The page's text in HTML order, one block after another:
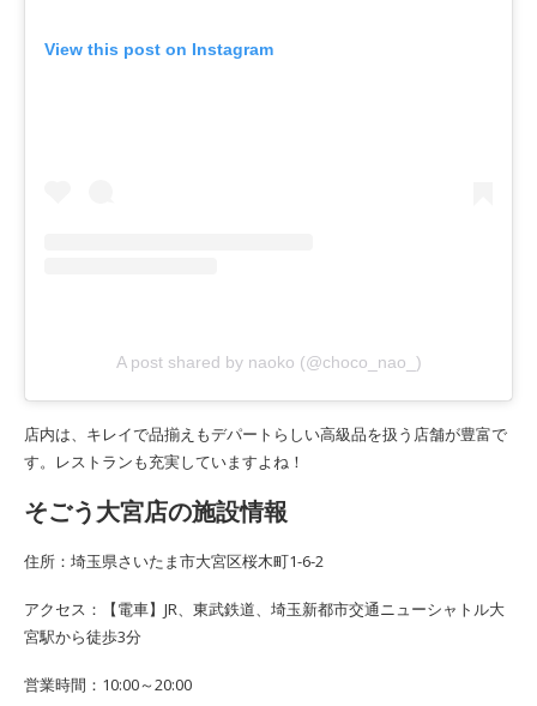
View this post on Instagram
A post shared by naoko (@choco_nao_)
店内は、キレイで品揃えもデパートらしい高級品を扱う店舗が豊富で
す。レストランも充実していますよね！
そごう大宮店の施設情報
住所：埼玉県さいたま市大宮区桜木町1-6-2
アクセス：【電車】JR、東武鉄道、埼玉新都市交通ニューシャトル大
宮駅から徒歩3分
営業時間：10:00～20:00